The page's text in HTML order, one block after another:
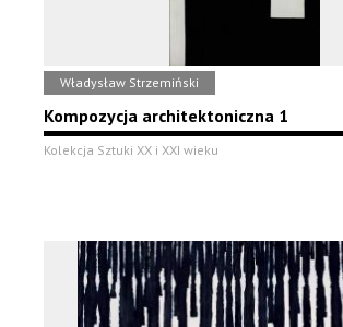
Władysław Strzemiński
Kompozycja architektoniczna 1
Kolekcja Sztuki XX i XXI wieku